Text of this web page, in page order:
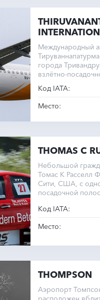
Международный
города
взлётно-
Код IATA:
Место:
THOMAS C
Небольшой
Томас К Расселл
Сити, США, с
посадочной
Код IATA:
Место:
THOMPSON
Аэропорт